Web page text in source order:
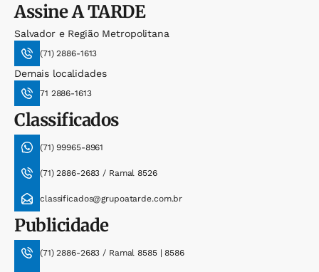
AssineA TARDE
Salvador e Região Metropolitana
(71) 2886-1613
Demais localidades
71 2886-1613
Classificados
(71) 99965-8961
(71) 2886-2683 / Ramal 8526
classificados@grupoatarde.com.br
Publicidade
(71) 2886-2683 / Ramal 8585 | 8586